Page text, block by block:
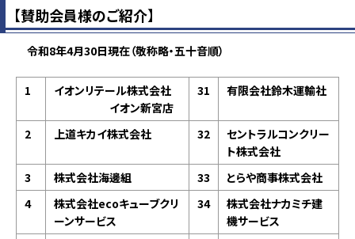
【賛助会員様のご紹介】
令和8年4月30日現在（敬称略・五十音順）
1
イオンリテール株式会社
イオン新宮店
31 有限会社鈴木運輸社
2 上道キカイ株式会社 32
セントラルコンクリー
ト株式会社
3
株式会社海邊組 33
とらや商事株式会社
4
株式会社ecoキューブクリ
ーンサービス
34
株式会社ナカミチ建
機サービス